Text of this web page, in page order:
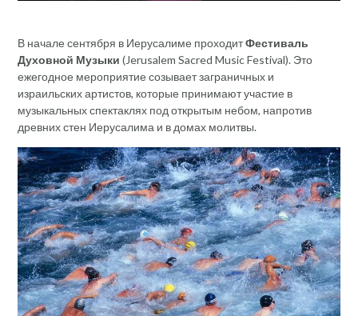
В начале сентября в Иерусалиме проходитФестиваль
Духовной Музыки (Jerusalem Sacred Music Festival). Это
ежегодное мероприятие созывает заграничных и
израильских артистов, которые принимают участие в
музыкальных спектаклях под открытым небом, напротив
древних стен Иерусалима и в домах молитвы.